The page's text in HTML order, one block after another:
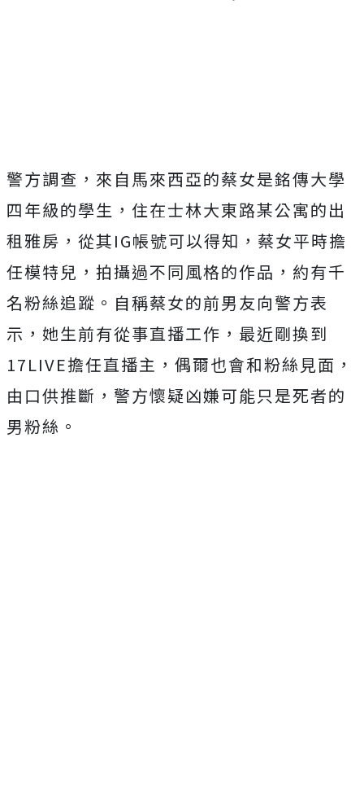
警方調查，來自馬來西亞的蔡女是銘傳大學
四年級的學生，住在士林大東路某公寓的出
租雅房，從其IG帳號可以得知，蔡女平時擔
任模特兒，拍攝過不同風格的作品，約有千
名粉絲追蹤。自稱蔡女的前男友向警方表
示，她生前有從事直播工作，最近剛換到
17LIVE擔任直播主，偶爾也會和粉絲見面，
由口供推斷，警方懷疑凶嫌可能只是死者的
男粉絲。